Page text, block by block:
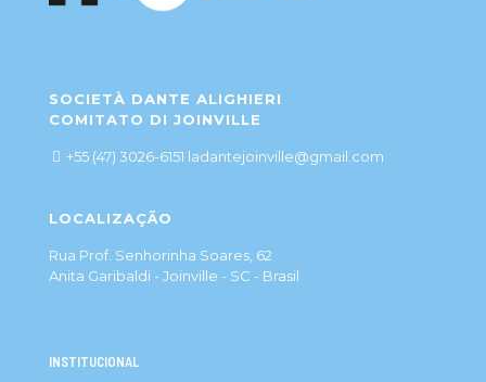
SOCIETÀ DANTE ALIGHIERI
COMITATO DI JOINVILLE
+55 (47) 3026-6151 ladantejoinville@gmail.com
LOCALIZAÇÃO
Rua Prof. Senhorinha Soares, 62
Anita Garibaldi - Joinville - SC - Brasil
INSTITUCIONAL